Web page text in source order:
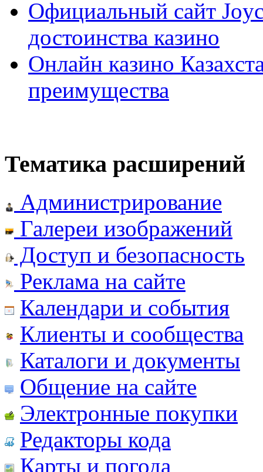
Официальный сайт
достоинства казино
Онлайн казино
преимущества
Тематика расширений
Администрирование
Галереи изображений
Доступ и безопасность
Реклама на сайте
Календари и события
Клиенты и сообщества
Каталоги и документы
Общение на сайте
Электронные покупки
Редакторы кода
Карты и погода